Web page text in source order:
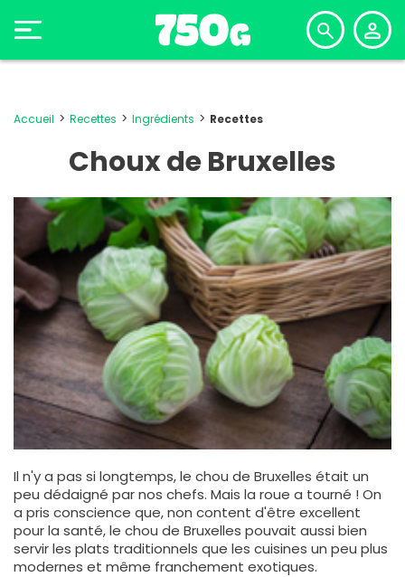
Accueil Recettes Ingrédients Recettes
Choux de Bruxelles
Il n'y a pas si longtemps, le chou de Bruxelles était un
peu dédaigné par nos chefs. Mais la roue a tourné ! On
a pris conscience que, non content d'être excellent
pour la santé, le chou de Bruxelles pouvait aussi bien
servir les plats traditionnels que les cuisines un peu plus
modernes et même franchement exotiques.